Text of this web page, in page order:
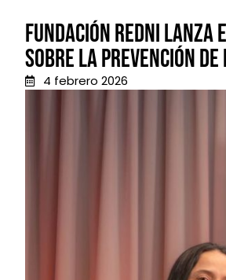
Fundación REDNI
sobre la prevención
4 febrero 2026